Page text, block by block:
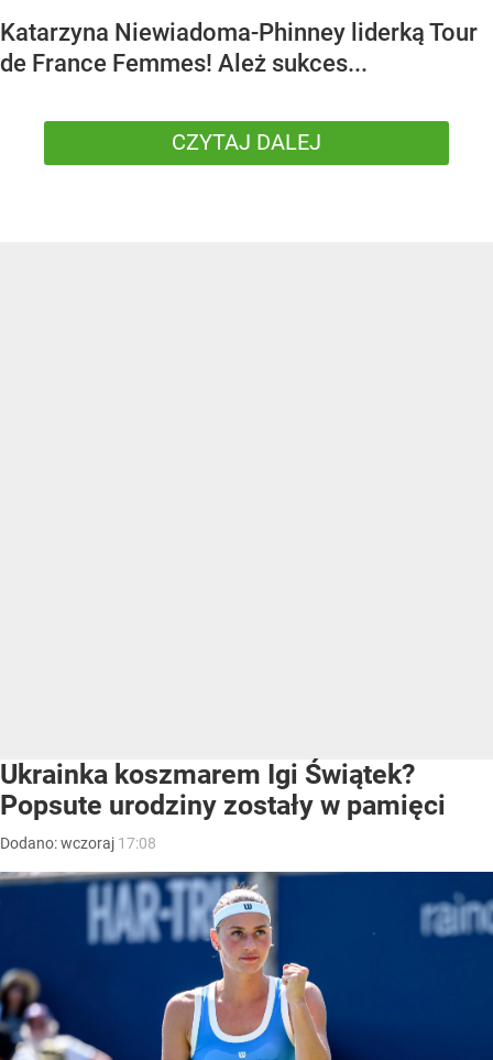
Katarzyna Niewiadoma-Phinney liderką Tour
de France Femmes! Ależ sukces...
CZYTAJ DALEJ
Ukrainka koszmarem Igi Świątek?
Popsute urodziny zostały w pamięci
Dodano:wczoraj 17:08